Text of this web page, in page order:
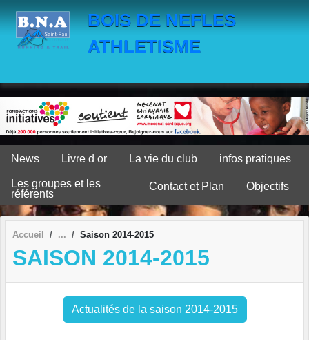
BOIS DE NEFLES
ATHLETISME
News Livre d or La vie du club infos pratiques
Les groupes et les
référents
Contact et Plan Objectifs
Accueil Saison 2014-2015
SAISON 2014-2015
Actualités de la saison 2014-2015